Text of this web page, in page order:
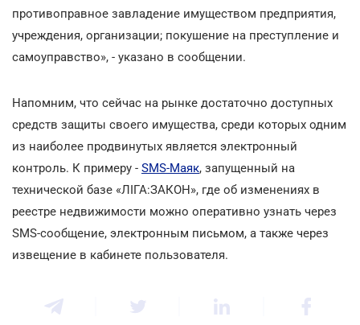
противоправное завладение имуществом предприятия,
учреждения, организации; покушение на преступление и
самоуправство», - указано в сообщении.
Напомним, что сейчас на рынке достаточно доступных
средств защиты своего имущества, среди которых одним
из наиболее продвинутых является электронный
контроль. К примеру - SMS-Маяк, запущенный на
технической базе «ЛІГА:ЗАКОН», где об изменениях в
реестре недвижимости можно оперативно узнать через
SMS-сообщение, электронным письмом, а также через
извещение в кабинете пользователя.